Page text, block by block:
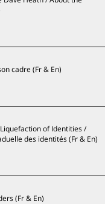
cadre (Fr & En)
of Identities /
des identités (Fr & En)
(Fr & En)